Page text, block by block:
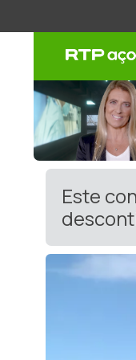
Este